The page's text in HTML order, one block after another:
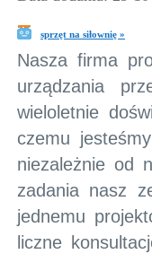
sprzęt na siłownię »
Nasza firma
urządzania
wieloletnie
czemu
niezależnie od
zadania nasz
jednemu
liczne